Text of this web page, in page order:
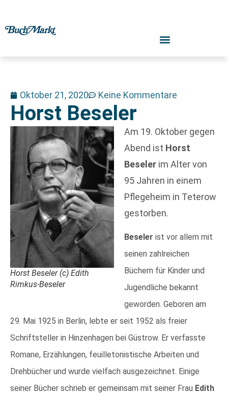
Oktober 21, 2020 Keine Kommentare
Horst Beseler
Horst Beseler (c) Edith
Rimkus-Beseler
Am 19. Oktober gegen
Abend ist Horst
Beseler im Alter von
95 Jahren in einem
Pflegeheim in Teterow
gestorben.
Beseler ist vor allem mit
seinen zahlreichen
Büchern für Kinder und
Jugendliche bekannt
geworden. Geboren am
29. Mai 1925 in Berlin, lebte er seit 1952 als freier
Schriftsteller in Hinzenhagen bei Güstrow. Er verfasste
Romane, Erzählungen, feuilletonistische Arbeiten und
Drehbücher und wurde vielfach ausgezeichnet. Einige
seiner Bücher schrieb er gemeinsam mit seiner Frau Edith